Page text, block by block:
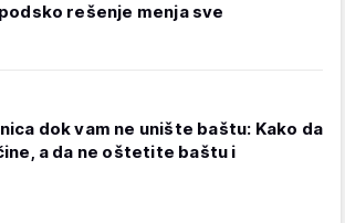
rešenje menja sve
dok vam ne unište baštu: Kako da
a da ne oštetite baštu i